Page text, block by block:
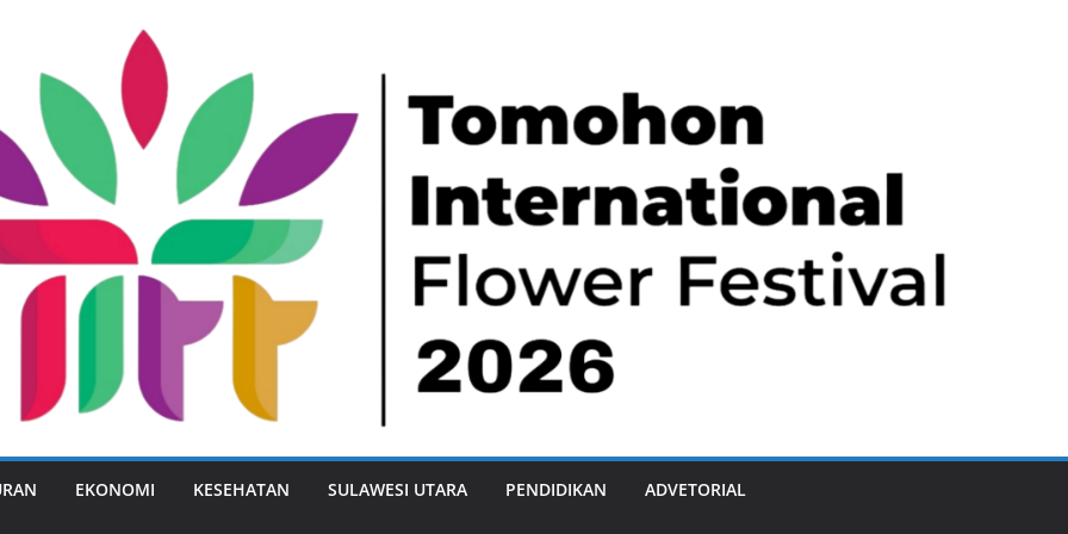
EKONOMI KESEHATAN SULAWESI UTARA PENDIDIKAN ADVETORIAL